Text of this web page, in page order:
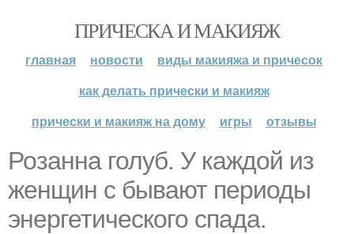
ПРИЧЕСКА И МАКИЯЖ
главная новости
виды макияжа и причесок
как делать прически и макияж
прически и макияж на дому
игры отзывы
Розанна голуб. У каждой из
женщин с бывают периоды
энергетического спада.